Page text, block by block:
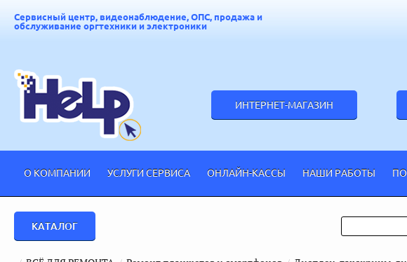
Сервисный центр, видеонаблюдение, ОПС, продажа и
обслуживание оргтехники и электроники
ИНТЕРНЕТ-МАГАЗИН
О КОМПАНИИ УСЛУГИ СЕРВИСА ОНЛАЙН-КАССЫ НАШИ РАБОТЫ
КАТАЛОГ